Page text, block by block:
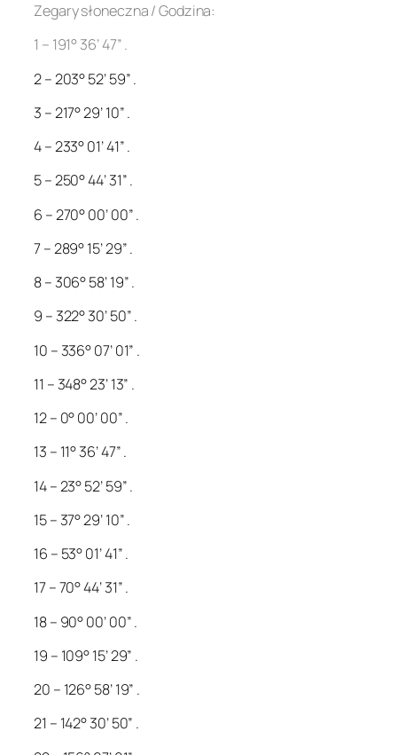
Zegary słoneczna / Godzina:
1 – 191° 36’ 47” .
2 – 203° 52’ 59” .
3 – 217° 29’ 10” .
4 – 233° 01’ 41” .
5 – 250° 44’ 31” .
6 – 270° 00’ 00” .
7 – 289° 15’ 29” .
8 – 306° 58’ 19” .
9 – 322° 30’ 50” .
10 – 336° 07’ 01” .
11 – 348° 23’ 13” .
12 – 0° 00’ 00” .
13 – 11° 36’ 47” .
14 – 23° 52’ 59” .
15 – 37° 29’ 10” .
16 – 53° 01’ 41” .
17 – 70° 44’ 31” .
18 – 90° 00’ 00” .
19 – 109° 15’ 29” .
20 – 126° 58’ 19” .
21 – 142° 30’ 50” .